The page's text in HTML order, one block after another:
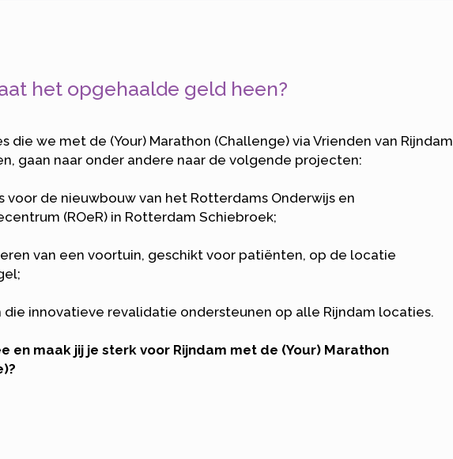
het opgehaalde geld heen?
die we met de (Your) Marathon (Challenge) via Vrienden van Rijndam
gaan naar onder andere naar de volgende projecten:
voor de nieuwbouw van het Rotterdams Onderwijs en
(ROeR) in Rotterdam Schiebroek;
van een voortuin, geschikt voor patiënten, op de locatie
die innovatieve revalidatie ondersteunen op alle Rijndam locaties.
en maak jij je sterk voor Rijndam met de (Your) Marathon